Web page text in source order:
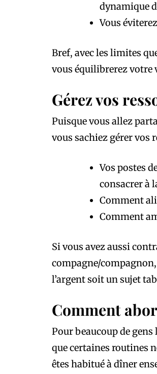
dynamique
Vous
Bref, avec les limites
vous équilibrerez votre
Gérez vos
Puisque vous allez
vous sachiez gérer vos
Vos postes
consacrer à
Comment
Comment
Si vous avez aussi
compagne/
l’argent soit un sujet
Comment
Pour beaucoup de
que certaines routines
êtes habitué à dîner